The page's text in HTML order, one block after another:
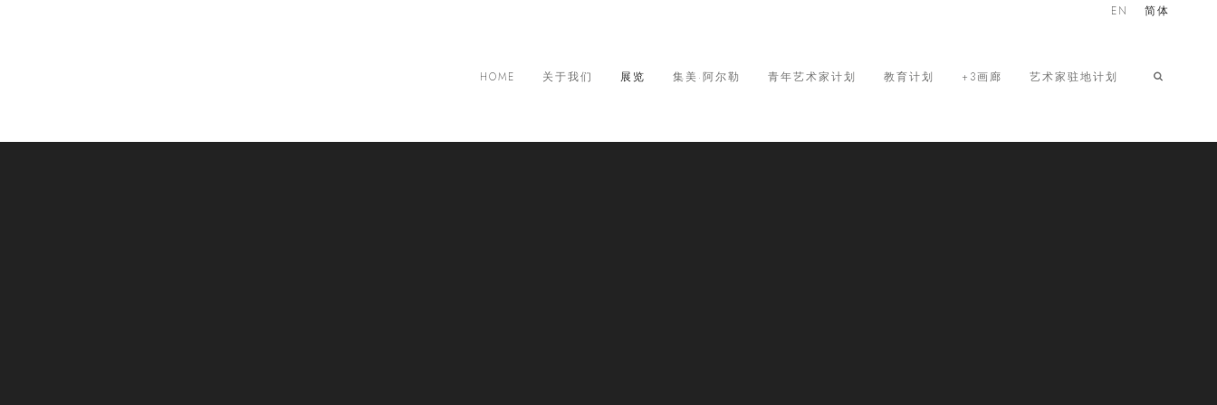
HOME 关于我们 展览 集美·阿尔勒 青年艺术家计划 教育计划 +3画廊 艺术家驻地计划
EN 简体